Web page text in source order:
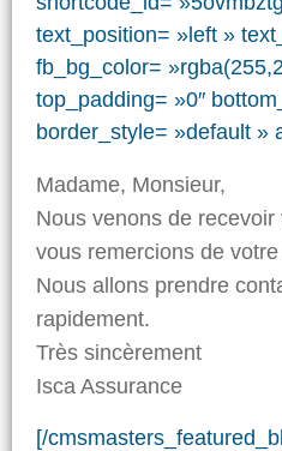
text_position= »left »
fb_bg_color=
top_padding= »0″
border_style= »default »
Madame, Monsieur,
Nous venons de
vous remercions de
Nous allons prendre
rapidement.
Très sincèrement
Isca Assurance
[/